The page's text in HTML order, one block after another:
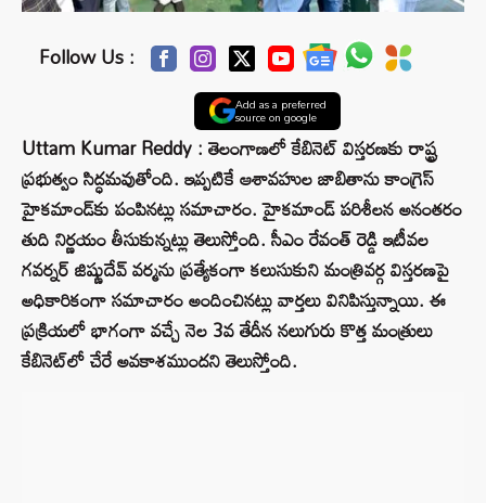
Follow Us :
Add as a preferred
source on google
Uttam Kumar Reddy : తెలంగాణలో కేబినెట్ విస్తరణకు రాష్ట్ర
ప్రభుత్వం సిద్ధమవుతోంది. ఇప్పటికే ఆశావహుల జాబితాను కాంగ్రెస్
హైకమాండ్‌కు పంపినట్లు సమాచారం. హైకమాండ్ పరిశీలన అనంతరం
తుది నిర్ణయం తీసుకున్నట్లు తెలుస్తోంది. సీఎం రేవంత్ రెడ్డి ఇటీవల
గవర్నర్ జిష్ణుదేవ్ వర్మను ప్రత్యేకంగా కలుసుకుని మంత్రివర్గ విస్తరణపై
అధికారికంగా సమాచారం అందించినట్లు వార్తలు వినిపిస్తున్నాయి. ఈ
ప్రక్రియలో భాగంగా వచ్చే నెల 3వ తేదీన నలుగురు కొత్త మంత్రులు
కేబినెట్‌లో చేరే అవకాశముందని తెలుస్తోంది.